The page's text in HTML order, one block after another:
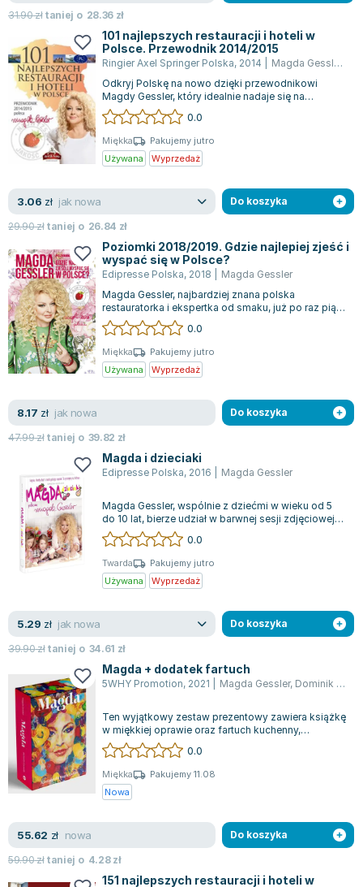
Lorraine Warren
Lucinda Riley
Jacek Walkiewicz
31.90złtaniej o 28.36 zł
101 najlepszych restauracji i hoteli w
Polsce. Przewodnik 2014/2015
Ringier Axel Springer Polska, 2014 Magda Gessler
Odkryj Polskę na nowo dzięki przewodnikowi
Magdy Gessler, który idealnie nadaje się na
wakacyjne podróże po naszym kraju. Kulinarn...
0.0
Miękka
Pakujemy jutro
Używana
Wyprzedaż
3.06 zł jak nowa
29.90złtaniej o 26.84 zł
Do koszyka
Poziomki 2018/2019. Gdzie najlepiej zjeść i
wyspać się w Polsce?
Edipresse Polska, 2018
Magda Gessler
Magda Gessler, najbardziej znana polska
restauratorka i ekspertka od smaku, już po raz piąty
uhonorowała najlepszych restauratorów...
0.0
Miękka
Pakujemy jutro
Używana
Wyprzedaż
8.17 zł jak nowa
47.99złtaniej o 39.82 zł
Do koszyka
Magda i dzieciaki
Edipresse Polska, 2016 Magda Gessler
Magda Gessler, wspólnie z dziećmi w wieku od 5
do 10 lat, bierze udział w barwnej sesji zdjęciowej
do książki, która ma na celu za...
0.0
Twarda
Pakujemy jutro
Używana
Wyprzedaż
5.29 zł jak nowa
39.90złtaniej o 34.61 zł
Do koszyka
Magda + dodatek fartuch
5WHY Promotion, 2021 Magda Gessler, Dominik Linowski
Ten wyjątkowy zestaw prezentowy zawiera książkę
w miękkiej oprawie oraz fartuch kuchenny,
stworzony przez Magdę Gessler. Oba eleme...
0.0
Miękka
Pakujemy 11.08
Nowa
55.62 zł nowa
59.90złtaniej o 4.28zł
Do koszyka
151 najlepszych restauracji i hoteli w